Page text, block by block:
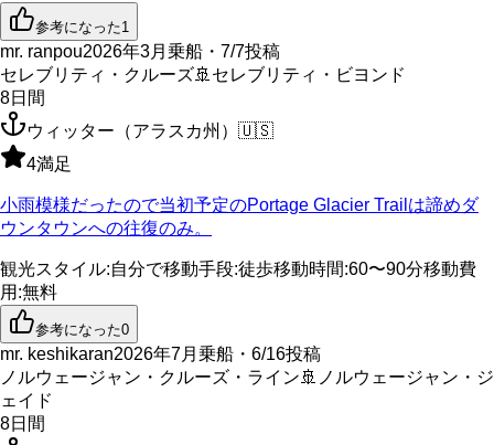
参考になった1
mr. ranpou2026年3月乗船・7/7投稿
セレブリティ・クルーズ🚢 セレブリティ・ビヨンド
8日間
ウィッター（アラスカ州） 🇺🇸
4満足
小雨模様だったので当初予定のPortage Glacier Trailは諦めダ
ウンタウンへの往復のみ。
観光スタイル:自分で移動手段:徒歩移動時間:60〜90分移動費
用 :無料
参考になった0
mr. keshikaran2026年7月乗船・6/16投稿
ノルウェージャン・クルーズ・ライン 🚢 ノルウェージャン・ジ
ェイド
8日間